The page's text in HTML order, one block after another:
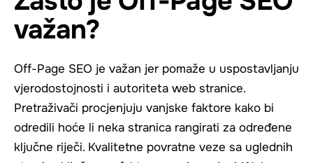
važan?
Off-Page SEO je važan jer pomaže u uspostavljanju
vjerodostojnosti i autoriteta web stranice.
Pretraživači procjenjuju vanjske faktore kako bi
odredili hoće li neka stranica rangirati za određene
ključne riječi. Kvalitetne povratne veze sa uglednih